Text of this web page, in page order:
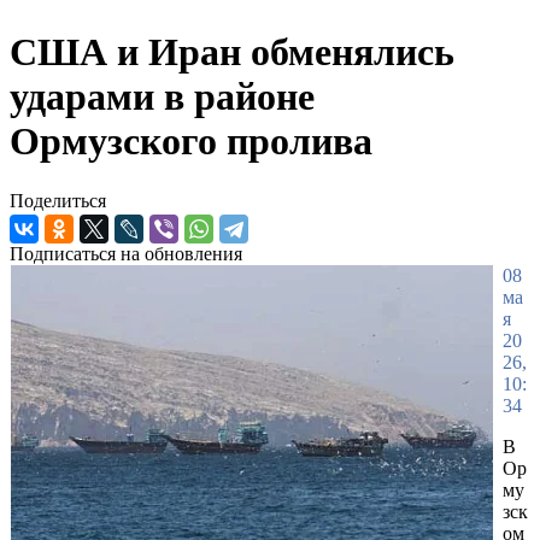
США и Иран обменялись
ударами в районе
Ормузского пролива
Поделиться
Подписаться на обновления
08
ма
я
20
26,
10:
34
В
Ор
му
зск
ом